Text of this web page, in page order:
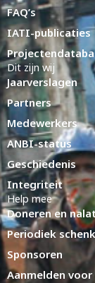
FAQ’s
IATI-publicaties
Dit zijn wij
Jaarverslagen
Partners
Medewerkers
ANBI-status
Geschiedenis
Integriteit
Help mee
Doneren en
Periodiek
Sponsoren
Aanmelden